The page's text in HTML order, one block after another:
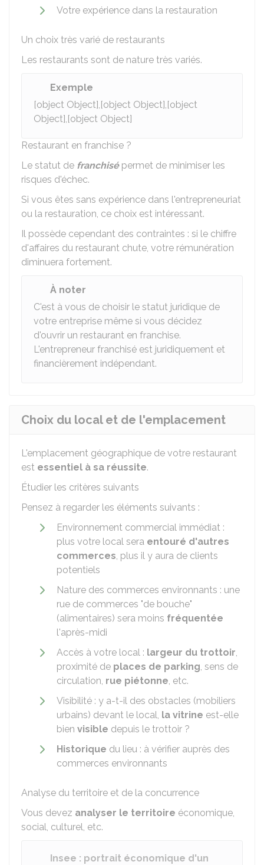
Votre expérience dans la restauration
Un choix très varié de restaurants
Les restaurants sont de nature très variés.
Exemple
[object Object],[object Object],[object
Object],[object Object]
Restaurant en franchise ?
Le statut de franchisépermet de minimiser les
risques d'échec.
Si vous êtes sans expérience dans l'entrepreneuriat
ou la restauration, ce choix est intéressant.
Il possède cependant des contraintes : si le chiffre
d'affaires du restaurant chute, votre rémunération
diminuera fortement.
À noter
C'est à vous de choisir le statut juridique de
votre entreprise même si vous décidez
d'ouvrir un restaurant en franchise.
L'entrepreneur franchisé est juridiquement et
financièrement indépendant.
Choix du local et de l'emplacement
L'emplacement géographique de votre restaurant
est essentiel à sa réussite.
Étudier les critères suivants
Pensez à regarder les éléments suivants :
Environnement commercial immédiat :
plus votre local sera entouré d'autres
commerces, plus il y aura de clients
potentiels
Nature des commerces environnants : une
rue de commerces "de bouche"
(alimentaires) sera moins fréquentée
l'après-midi
Accès à votre local : largeur du trottoir,
proximité de places de parking, sens de
circulation, rue piétonne, etc.
Visibilité : y a-t-il des obstacles (mobiliers
urbains) devant le local, la vitrine est-elle
bien visible depuis le trottoir ?
Historique du lieu : à vérifier auprès des
commerces environnants
Analyse du territoire et de la concurrence
Vous devez analyser le territoire économique,
social, culturel, etc.
Insee : portrait économique d'un